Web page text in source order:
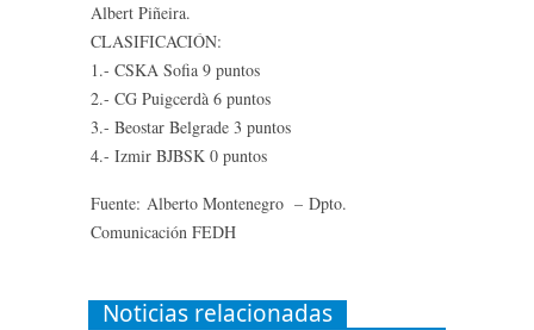
Albert Piñeira.
CLASIFICACIÓN:
1.- CSKA Sofia 9 puntos
2.- CG Puigcerdà 6 puntos
3.- Beostar Belgrade 3 puntos
4.- Izmir BJBSK 0 puntos
Fuente: Alberto Montenegro – Dpto.
Comunicación FEDH
Noticias relacionadas